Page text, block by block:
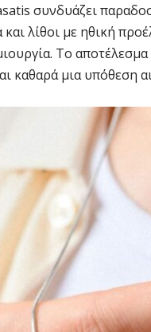
συνδυάζει
λίθοι με ηθική
Το
καθαρά μια υπόθεση